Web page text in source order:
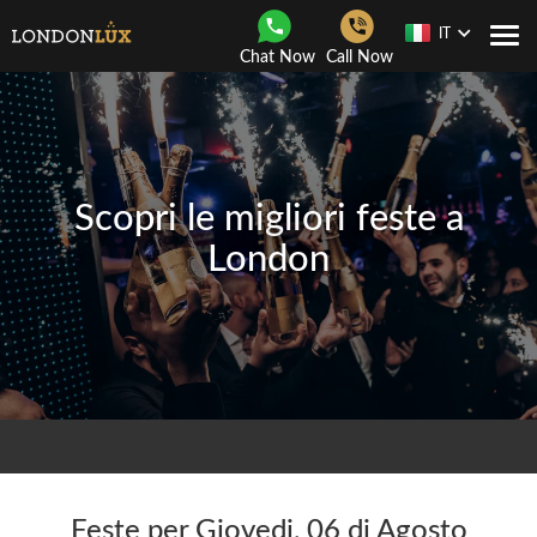
Chat Now Call Now
Scopri le migliori feste a
London
Feste per Giovedi, 06 di Agosto